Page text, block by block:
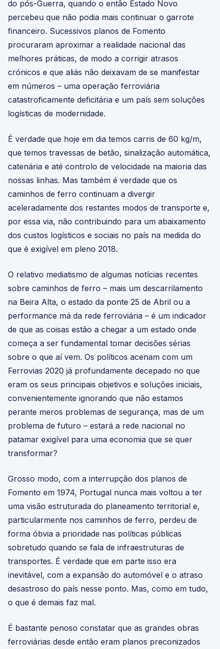
do pós-Guerra, quando o então Estado Novo
percebeu que não podia mais continuar o garrote
financeiro. Sucessivos planos de Fomento
procuraram aproximar a realidade nacional das
melhores práticas, de modo a corrigir atrasos
crónicos e que aliás não deixavam de se manifestar
em números – uma operação ferroviária
catastroficamente deficitária e um país sem soluções
logísticas de modernidade.
É verdade que hoje em dia temos carris de 60 kg/m,
que temos travessas de betão, sinalização automática,
catenária e até controlo de velocidade na maioria das
nossas linhas. Mas também é verdade que os
caminhos de ferro continuam a divergir
aceleradamente dos restantes modos de transporte e,
por essa via, não contribuindo para um abaixamento
dos custos logísticos e sociais no país na medida do
que é exigível em pleno 2018.
O relativo mediatismo de algumas notícias recentes
sobre caminhos de ferro – mais um descarrilamento
na Beira Alta, o estado da ponte 25 de Abril ou a
performance má da rede ferroviária – é um indicador
de que as coisas estão a chegar a um estado onde
começa a ser fundamental tomar decisões sérias
sobre o que aí vem. Os políticos acenam com um
Ferrovias 2020 já profundamente decepado no que
eram os seus principais objetivos e soluções iniciais,
convenientemente ignorando que não estamos
perante meros problemas de segurança, mas de um
problema de futuro – estará a rede nacional no
patamar exigível para uma economia que se quer
transformar?
Grosso modo, com a interrupção dos planos de
Fomento em 1974, Portugal nunca mais voltou a ter
uma visão estruturada do planeamento territorial e,
particularmente nos caminhos de ferro, perdeu de
forma óbvia a prioridade nas políticas públicas
sobretudo quando se fala de infraestruturas de
transportes. É verdade que em parte isso era
inevitável, com a expansão do automóvel e o atraso
desastroso do país nesse ponto. Mas, como em tudo,
o que é demais faz mal.
É bastante penoso constatar que as grandes obras
ferroviárias desde então eram planos preconizados